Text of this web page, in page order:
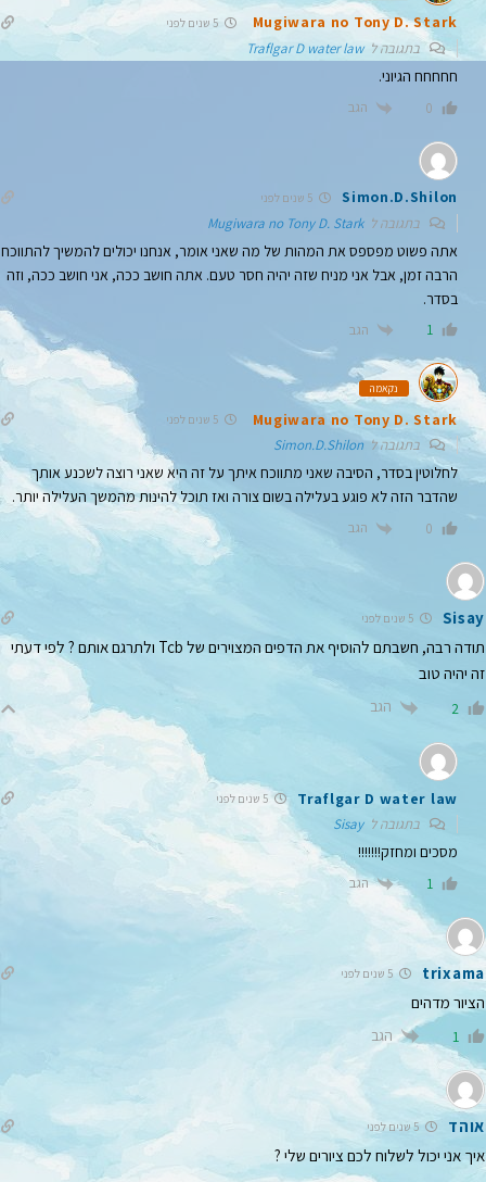
Mugiwara no Tony D. Stark 5 שנים לפני
בתגובה לTraflgar D water law
חחחחח הגיוני.
0 הגב
Simon.D.Shilon
בתגובה לMugiwara no Tony D. Stark
אתה פשוט מפספס את המהות של מה שאני אומר, אנחנו יכולים להמשיך להתווכח
הרבה זמן, אבל אני מניח שזה יהיה חסר טעם. אתה חושב ככה, אני חושב ככה, וזה
בסדר.
1 הגב
נקאמה
Mugiwara no Tony D. Stark 5 שנים לפני
בתגובה לSimon.D.Shilon
לחלוטין בסדר, הסיבה שאני מתווכח איתך על זה היא שאני רוצה לשכנע אותך
שהדבר הזה לא פוגע בעלילה בשום צורה ואז תוכל להינות מהמשך העלילה יותר.
0 הגב
Sisay 5 שנים לפני
תודה רבה, חשבתם להוסיף את הדפים המצוירים של Tcb ולתרגם אותם ? לפי דעתי
זה יהיה טוב
2 הגב
Traflgar D water law
בתגובה לSisay
מסכים ומחזק!!!!!!!
1 הגב
trixama
הציור מדהים
1 הגב
אוהד
איך אני יכול לשלוח לכם ציורים שלי ?